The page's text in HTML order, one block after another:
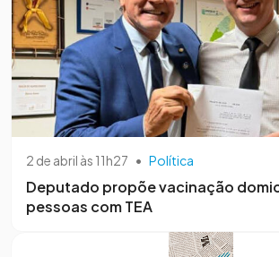
2 de abril às 11h27 • Política
Deputado propõe vacinação
pessoas com TEA